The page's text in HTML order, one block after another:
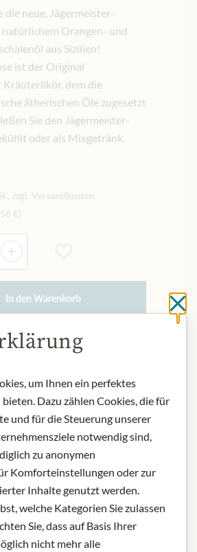
die neue, Jägermeister-
Orangen- und
aus Sizilien!
ist der Original
Kräuterlikör, dem die
ätherischen Öle zugesetzt
Sie den Jägermeister-
oder als Mixgetränk.
zzgl. Versandkosten
€)
+
In den Warenkorb
BESCHREIBUNG
33% vol.
JÄGERMEISTER SE/
7-15/ 38296
Dejutschland.
um Verständnis, dass das
um Ihnen ein perfektes
Dazu zählen Cookies, die für
und für die Steuerung unserer
notwendig sind,
zu anonymen
Komforteinstellungen oder zur
Inhalte genutzt werden.
welche Kategorien Sie zulassen
Sie, dass auf Basis Ihrer
nicht mehr alle